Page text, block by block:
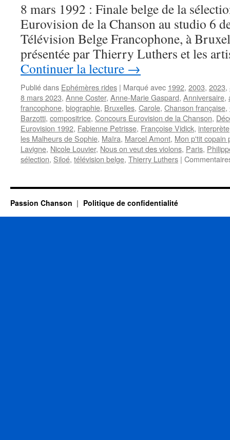
8 mars 1992 : Finale belge de la
Eurovision de la Chanson au studio 6
Télévision Belge Francophone, à
présentée par Thierry Luthers et les
Continuer la lecture →
Publié dans Ephémères rides | Marqué avec 1992, 2003, 2023,
8 mars 2023, Anne Coster, Anne-Marie Gaspard, Anniversaire,
francophone, biographie, Bruxelles, Carole, Chanson française,
Barzotti, compositrice, Concours Eurovision de la Chanson,
Eurovision 1992, Fabienne Petrisse, Françoise Vidick, interprète
les Malheurs de Sophie, Maïra, Marcel Amont, Mon p'tit copain
Lavigne, Nicole Louvier, Nous on veut des violons, Paris,
sélection, Siloé, télévision belge, Thierry Luthers |
Passion Chanson Politique de confidentialité